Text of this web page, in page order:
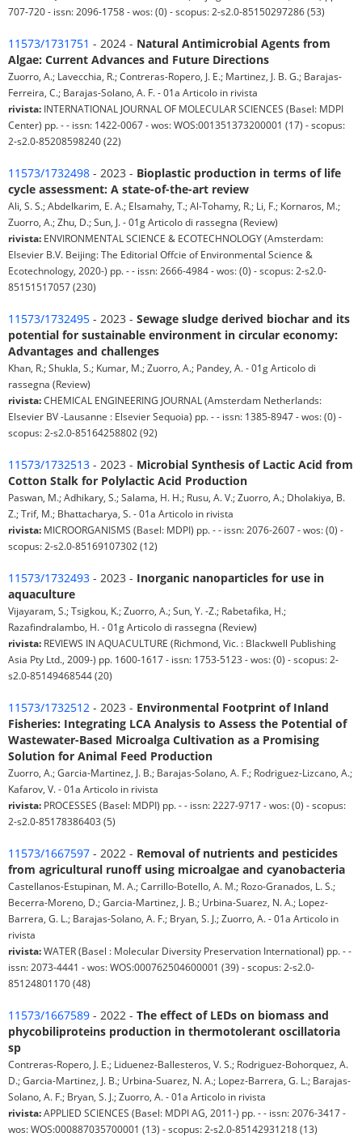
707-720 - issn: 2096-1758 - wos: (0) - scopus: 2-s2.0-85150297286 (53)
11573/1731751 - 2024 - Natural Antimicrobial Agents from
Algae: Current Advances and Future Directions
Zuorro, A.; Lavecchia, R.; Contreras-Ropero, J. E.; Martinez, J. B. G.; Barajas-
Ferreira, C.; Barajas-Solano, A. F. - 01a Articolo in rivista
rivista: INTERNATIONAL JOURNAL OF MOLECULAR SCIENCES (Basel: MDPI
Center) pp. - - issn: 1422-0067 - wos: WOS:001351373200001 (17) - scopus:
2-s2.0-85208598240 (22)
11573/1732498 - 2023 - Bioplastic production in terms of life
cycle assessment: A state-of-the-art review
Ali, S. S.; Abdelkarim, E. A.; Elsamahy, T.; Al-Tohamy, R.; Li, F.; Kornaros, M.;
Zuorro, A.; Zhu, D.; Sun, J. - 01g Articolo di rassegna (Review)
rivista: ENVIRONMENTAL SCIENCE & ECOTECHNOLOGY (Amsterdam:
Elsevier B.V. Beijing: The Editorial Offcie of Environmental Science &
Ecotechnology, 2020-) pp. - - issn: 2666-4984 - wos: (0) - scopus: 2-s2.0-
85151517057 (230)
11573/1732495 - 2023 - Sewage sludge derived biochar and its
potential for sustainable environment in circular economy:
Advantages and challenges
Khan, R.; Shukla, S.; Kumar, M.; Zuorro, A.; Pandey, A. - 01g Articolo di
rassegna (Review)
rivista:CHEMICAL ENGINEERING JOURNAL (Amsterdam Netherlands:
Elsevier BV -Lausanne : Elsevier Sequoia) pp. - - issn: 1385-8947 - wos: (0) -
scopus: 2-s2.0-85164258802 (92)
11573/1732513 - 2023 - Microbial Synthesis of Lactic Acid from
Cotton Stalk for Polylactic Acid Production
Paswan, M.; Adhikary, S.; Salama, H. H.; Rusu, A. V.; Zuorro, A.; Dholakiya, B.
Z.; Trif, M.; Bhattacharya, S. - 01a Articolo in rivista
rivista: MICROORGANISMS (Basel: MDPI) pp. - - issn: 2076-2607 - wos: (0) -
scopus: 2-s2.0-85169107302 (12)
11573/1732493 - 2023 - Inorganic nanoparticles for use in
aquaculture
Vijayaram, S.; Tsigkou, K.; Zuorro, A.; Sun, Y. -Z.; Rabetafika, H.;
Razafindralambo, H. - 01g Articolo di rassegna (Review)
rivista: REVIEWS IN AQUACULTURE (Richmond, Vic. : Blackwell Publishing
Asia Pty Ltd., 2009-) pp. 1600-1617 - issn: 1753-5123 - wos: (0) - scopus: 2-
s2.0-85149468544 (20)
11573/1732512 - 2023 - Environmental Footprint of Inland
Fisheries: Integrating LCA Analysis to Assess the Potential of
Wastewater-Based Microalga Cultivation as a Promising
Solution for Animal Feed Production
Zuorro, A.; Garcia-Martinez, J. B.; Barajas-Solano, A. F.; Rodriguez-Lizcano, A.;
Kafarov, V. - 01a Articolo in rivista
rivista: PROCESSES (Basel: MDPI) pp. - - issn: 2227-9717 - wos: (0) - scopus:
2-s2.0-85178386403 (5)
11573/1667597 - 2022 - Removal of nutrients and pesticides
from agricultural runoff using microalgae and cyanobacteria
Castellanos-Estupinan, M. A.; Carrillo-Botello, A. M.; Rozo-Granados, L. S.;
Becerra-Moreno, D.; Garcia-Martinez, J. B.; Urbina-Suarez, N. A.; Lopez-
Barrera, G. L.; Barajas-Solano, A. F.; Bryan, S. J.; Zuorro, A. - 01a Articolo in
rivista
rivista:WATER (Basel : Molecular Diversity Preservation International) pp. - -
issn: 2073-4441 - wos: WOS:000762504600001 (39) - scopus: 2-s2.0-
85124801170 (48)
11573/1667589 - 2022 - The effect of LEDs on biomass and
phycobiliproteins production in thermotolerant oscillatoria
sp
Contreras-Ropero, J. E.; Liduenez-Ballesteros, V. S.; Rodriguez-Bohorquez, A.
D.; Garcia-Martinez, J. B.; Urbina-Suarez, N. A.; Lopez-Barrera, G. L.; Barajas-
Solano, A. F.; Bryan, S. J.; Zuorro, A. - 01a Articolo in rivista
rivista:APPLIED SCIENCES (Basel: MDPI AG, 2011-) pp. - - issn: 2076-3417 -
wos: WOS:000887035700001 (13) - scopus: 2-s2.0-85142931218 (13)